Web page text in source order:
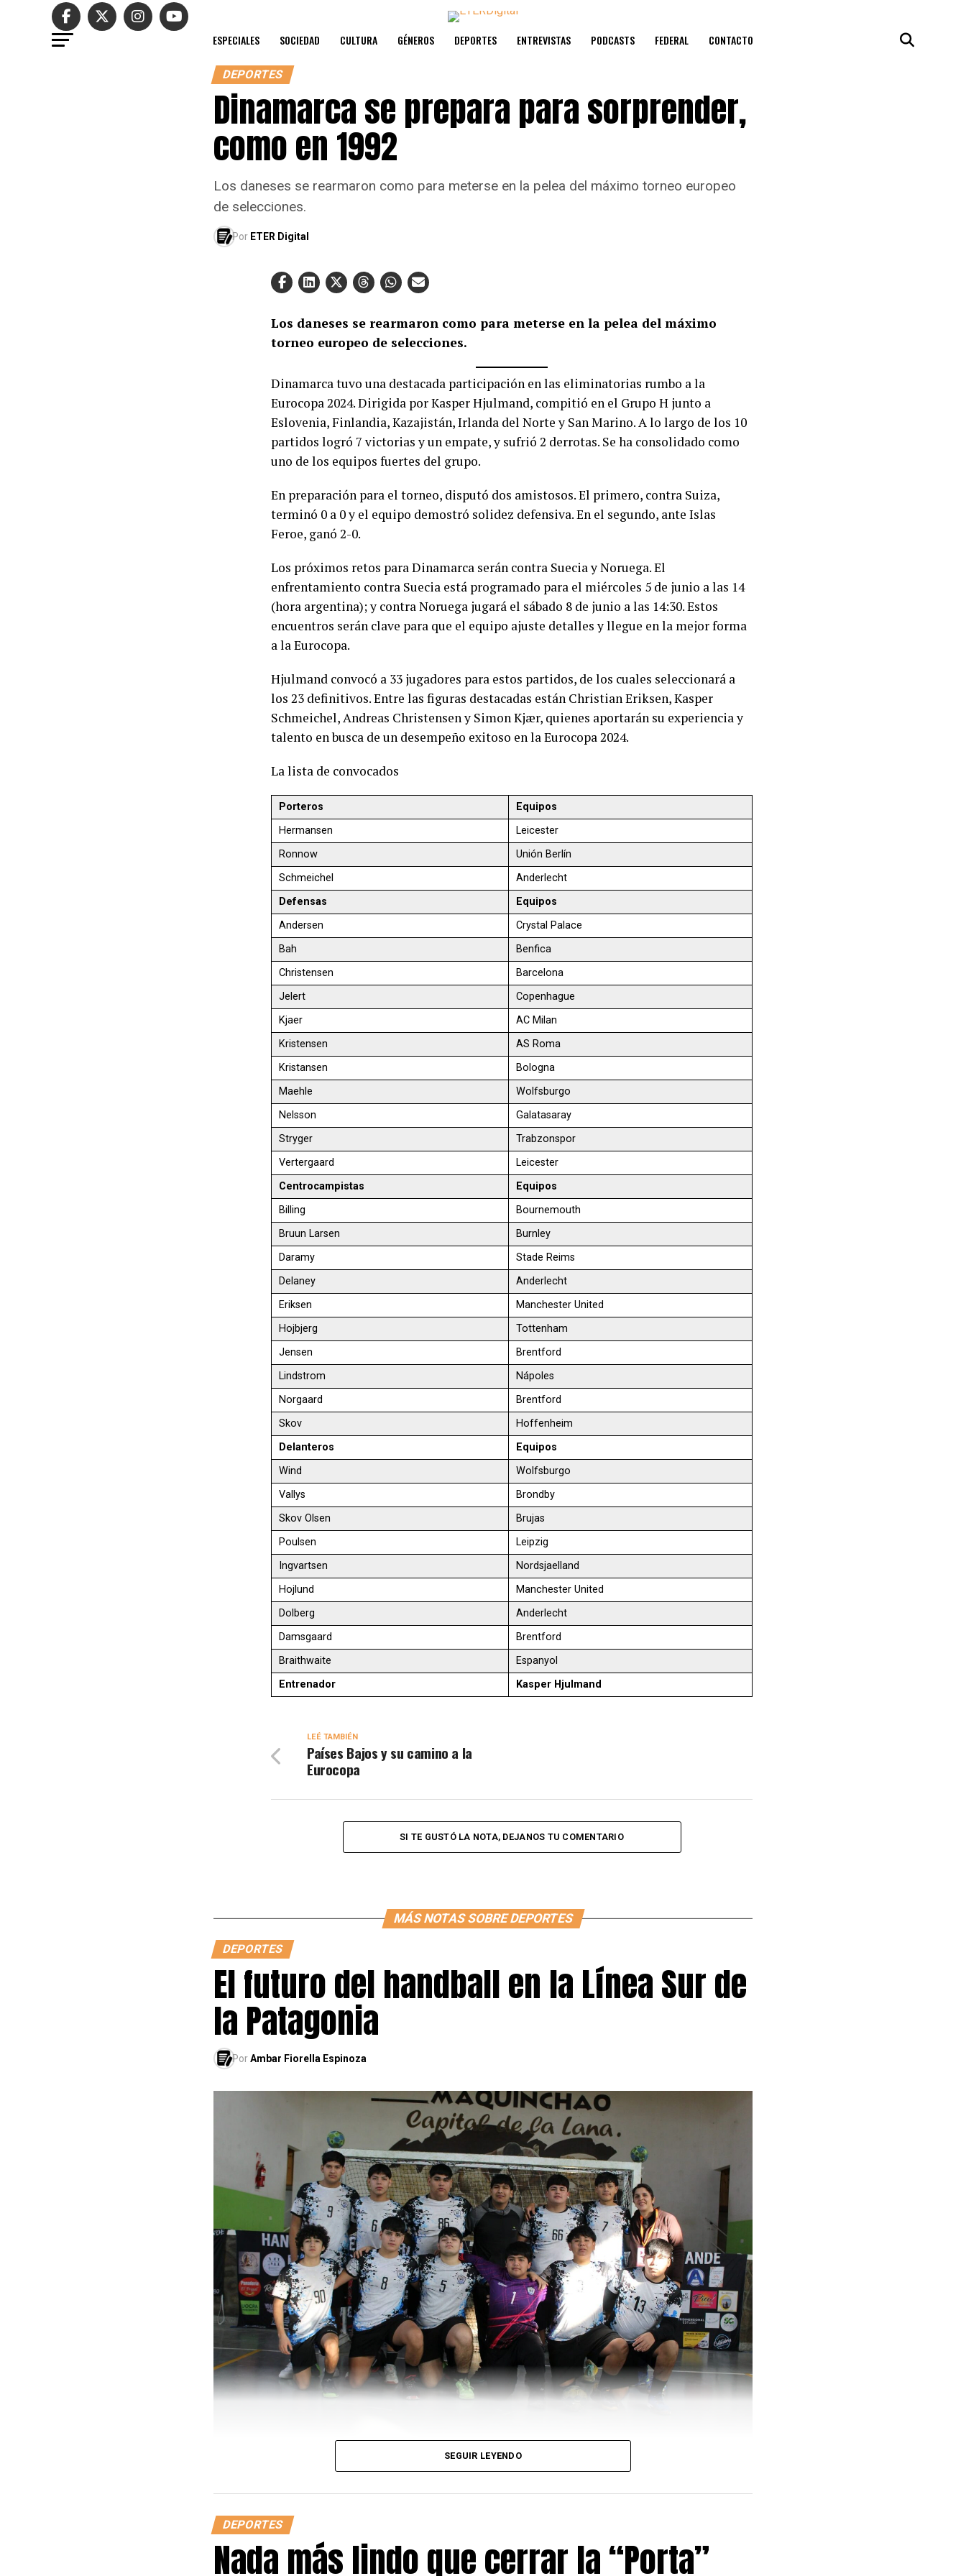
ESPECIALES SOCIEDAD CULTURA GÉNEROS DEPORTES ENTREVISTAS PODCASTS FEDERAL CONTACTO
DEPORTES
Dinamarca se prepara para sorprender,
como en 1992
Los daneses se rearmaron como para meterse en la pelea del máximo torneo europeo
de selecciones.
Por ETER Digital
Los daneses se rearmaron como para meterse en la pelea del máximo
torneo europeo de selecciones.
Dinamarca tuvo una destacada participación en las eliminatorias rumbo a la
Eurocopa 2024. Dirigida por Kasper Hjulmand, compitió en el Grupo H junto a
Eslovenia, Finlandia, Kazajistán, Irlanda del Norte y San Marino. A lo largo de los 10
partidos logró 7 victorias y un empate, y sufrió 2 derrotas. Se ha consolidado como
uno de los equipos fuertes del grupo.
En preparación para el torneo, disputó dos amistosos. El primero, contra Suiza,
terminó 0 a 0 y el equipo demostró solidez defensiva. En el segundo, ante Islas
Feroe, ganó 2-0.
Los próximos retos para Dinamarca serán contra Suecia y Noruega. El
enfrentamiento contra Suecia está programado para el miércoles 5 de junio a las 14
(hora argentina); y contra Noruega jugará el sábado 8 de junio a las 14:30. Estos
encuentros serán clave para que el equipo ajuste detalles y llegue en la mejor forma
a la Eurocopa.
Hjulmand convocó a 33 jugadores para estos partidos, de los cuales seleccionará a
los 23 definitivos. Entre las figuras destacadas están Christian Eriksen, Kasper
Schmeichel, Andreas Christensen y Simon Kjær, quienes aportarán su experiencia y
talento en busca de un desempeño exitoso en la Eurocopa 2024.
La lista de convocados
Porteros
Equipos
Hermansen
Leicester
Ronnow
Unión Berlín
Schmeichel
Anderlecht
Defensas
Equipos
Andersen
Crystal Palace
Bah
Benfica
Christensen
Barcelona
Jelert
Copenhague
Kjaer
AC Milan
Kristensen
AS Roma
Kristansen
Bologna
Maehle
Wolfsburgo
Nelsson
Galatasaray
Stryger
Trabzonspor
Vertergaard
Leicester
Centrocampistas
Equipos
Billing
Bournemouth
Bruun Larsen
Burnley
Daramy
Stade Reims
Delaney
Anderlecht
Eriksen
Manchester United
Hojbjerg
Tottenham
Jensen
Brentford
Lindstrom
Nápoles
Norgaard
Brentford
Skov
Hoffenheim
Delanteros
Equipos
Wind
Wolfsburgo
Vallys
Brondby
Skov Olsen
Brujas
Poulsen
Leipzig
Ingvartsen
Nordsjaelland
Hojlund
Manchester United
Dolberg
Anderlecht
Damsgaard
Brentford
Braithwaite
Espanyol
Entrenador
Kasper Hjulmand
LEÉ TAMBIÉN
Países Bajos y su camino a la
Eurocopa
SI TE GUSTÓ LA NOTA, DEJANOS TU COMENTARIO
MÁS NOTAS SOBRE DEPORTES
DEPORTES
El futuro del handball en la Línea Sur de
la Patagonia
PorAmbar Fiorella Espinoza
SEGUIR LEYENDO
DEPORTES
Nada más lindo que cerrar la “Porta”